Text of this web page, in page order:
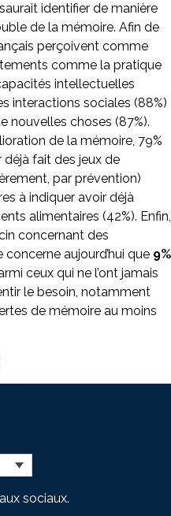
identifier de manière
de la mémoire. Afin de
perçoivent comme
comme la pratique
intellectuelles
interactions sociales (88%)
nouvelles choses (87%).
de la mémoire, 79%
déjà fait des jeux de
par prévention)
à indiquer avoir déjà
alimentaires (42%). Enfin,
concernant des
aujourd’hui que 9%
ceux qui ne l’ont jamais
le besoin, notamment
de mémoire au moins
sociaux.